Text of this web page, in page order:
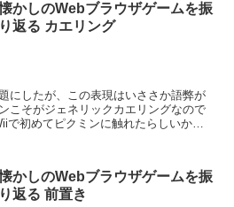
かしのWebブラウザゲームを振
り返る カエリング
にしたが、この表現はいささか語弊が
かしのWebブラウザゲームを振
り返る 前置き